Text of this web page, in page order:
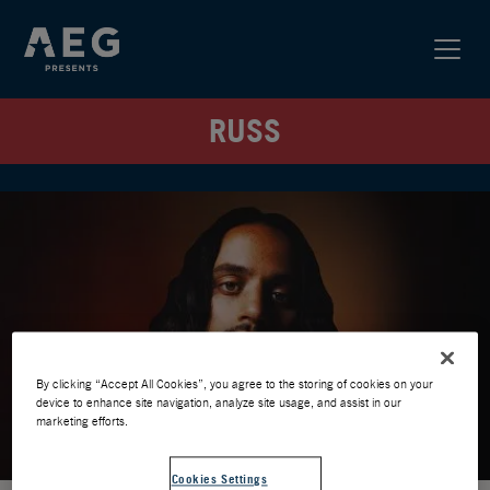
RUSS
By clicking “Accept All Cookies”, you agree to the storing of cookies on your
device to enhance site navigation, analyze site usage, and assist in our
marketing efforts.
Cookies Settings